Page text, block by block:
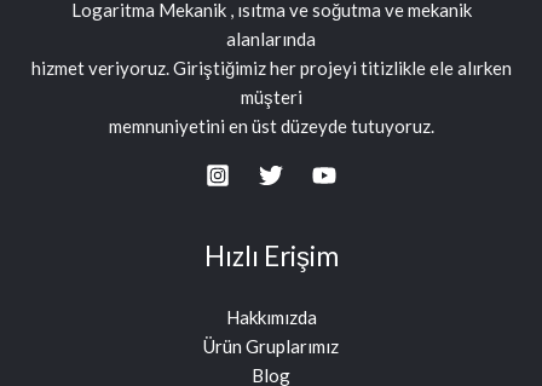
Logaritma Mekanik , ısıtma ve soğutma ve mekanik
alanlarında
hizmet veriyoruz. Giriştiğimiz her projeyi titizlikle ele alırken
müşteri
memnuniyetini en üst düzeyde tutuyoruz.
Hızlı Erişim
Hakkımızda
Ürün Gruplarımız
Blog